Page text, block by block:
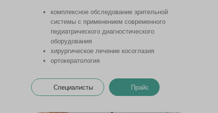
комплексное обследование зрительной
системы с применением современного
педиатрического диагностического
оборудования
хирургическое лечение косоглазия
ортокератология
Прайс
Специалисты